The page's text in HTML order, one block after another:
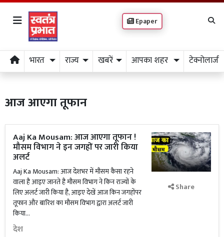
Epaper
भारत राज्य खबरें आपका शहर टेक्नोलाजी
आज आएगा तूफान
Aaj Ka Mousam: आज आएगा तूफान !
मौसम विभाग ने इन जगहों पर जारी किया
अलर्ट
Aaj Ka Mousam: आज देशभर में मौसम कैसा रहने
वाला है आइए जानते है मौसम विभाग ने किन राज्यों के
लिए अलर्ट जारी किया है, आइए देखें आज किन जगहोंपर
तूफान और बारिश का मौसम विभाग द्वारा अलर्ट जारी
किया...
देश
Share